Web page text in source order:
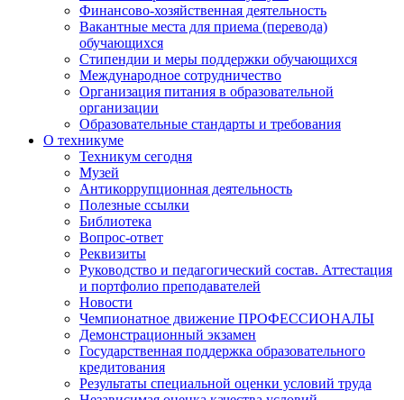
Финансово-хозяйственная деятельность
Вакантные места для приема (перевода)
обучающихся
Стипендии и меры поддержки обучающихся
Международное сотрудничество
Организация питания в образовательной
организации
Образовательные стандарты и требования
О техникуме
Техникум сегодня
Музей
Антикоррупционная деятельность
Полезные ссылки
Библиотека
Вопрос-ответ
Реквизиты
Руководство и педагогический состав. Аттестация
и портфолио преподавателей
Новости
Чемпионатное движение ПРОФЕССИОНАЛЫ
Демонстрационный экзамен
Государственная поддержка образовательного
кредитования
Результаты специальной оценки условий труда